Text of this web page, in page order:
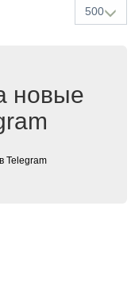
500
новые
Telegram